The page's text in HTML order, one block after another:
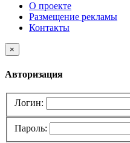
О проекте
Размещение рекламы
Контакты
×
Авторизация
Логин:
Пароль: